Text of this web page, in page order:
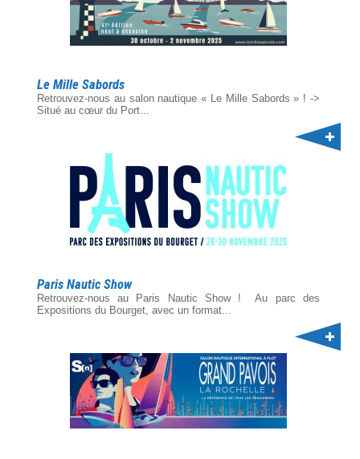
Le Mille Sabords
Retrouvez-nous au salon nautique « Le Mille Sabords » ! ->
Situé au cœur du Port...
Paris Nautic Show
Retrouvez-nous au Paris Nautic Show ! Au parc des
Expositions du Bourget, avec un format...